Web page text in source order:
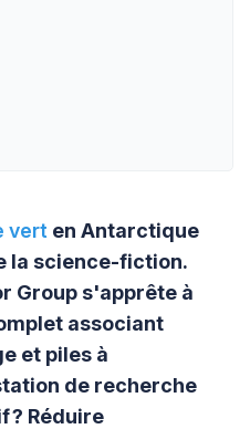
vert en Antarctique
la science-fiction.
Group s'apprête à
associant
et piles à
de recherche
? Réduire